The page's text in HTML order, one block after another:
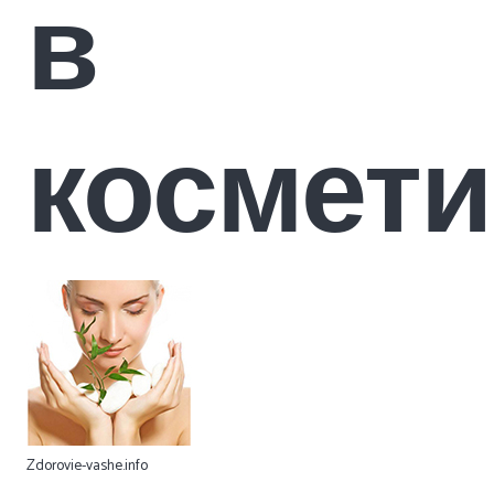
в
Zdorovie-vashe.info